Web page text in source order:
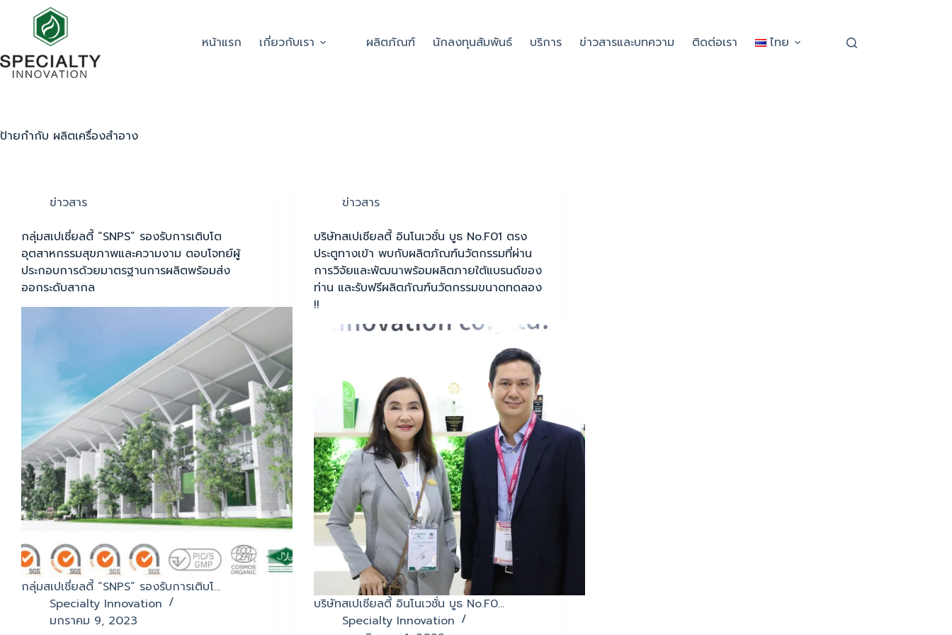
หน้าแรก เกี่ยวกับเรา ผลิตภัณฑ์ นักลงทุนสัมพันธ์ บริการ ข่าวสารและบทความ ติดต่อเรา ไทย
ป้ายกำกับ ผลิตเครื่องสำอาง
ข่าวสาร
กลุ่มสเปเชี่ยลตี้ “SNPS” รองรับการเติบโต
อุตสาหกรรมสุขภาพและความงาม ตอบโจทย์ผู้
ประกอบการด้วยมาตรฐานการผลิตพร้อมส่ง
ออกระดับสากล
กลุ่มสเปเชี่ยลตี้ “SNPS” รองรับการเติบโ…
Specialty Innovation
มกราคม 9, 2023
ข่าวสาร
บริษัทสเปเชียลตี้ อินโนเวชั่น บูธ No.F01 ตรง
ประตูทางเข้า พบกับผลิตภัณฑ์นวัตกรรมที่ผ่าน
การวิจัยและพัฒนาพร้อมผลิตภายใต้แบรนด์ของ
ท่าน และรับฟรีผลิตภัณฑ์นวัตกรรมขนาดทดลอง
!!
บริษัทสเปเชียลตี้ อินโนเวชั่น บูธ No.F0…
Specialty Innovation